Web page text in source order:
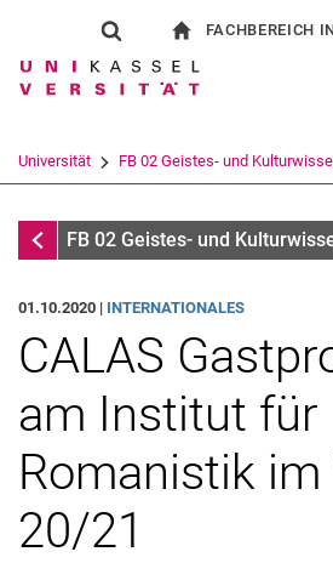
Suchformular
Suchbegriff
Suchen (öffnet
FACHBEREICH
Universität FB 02 Geistes- und
InfothekFB 02 Geistes- und
01.10.2020 | INTERNATIONALES
CALAS
am Institut für
Romanistik im
20/21